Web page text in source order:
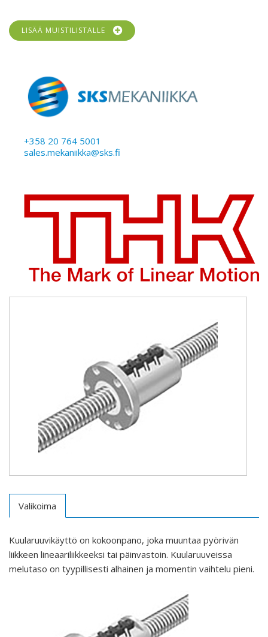
LISÄÄ MUISTILISTALLE
+358 20 764 5001
sales.mekaniikka@sks.fi
Valikoima
Kuularuuvikäyttö on kokoonpano, joka muuntaa pyörivän
liikkeen lineaariliikkeeksi tai päinvastoin. Kuularuuveissa
melutaso on tyypillisesti alhainen ja momentin vaihtelu pieni.